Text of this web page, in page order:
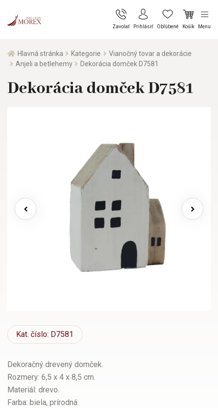
Zavolať Prihlásiť Obľúbené Košík Menu
Hlavná stránka Kategorie
Vianočný tovar a dekorácie
Anjeli a betlehemy
Dekorácia domček D7581
Dekorácia domček D7581
Kat. číslo: D7581
Dekoračný drevený domček.
Rozmery: 6,5 x 4 x 8,5 cm.
Materiál: drevo.
Farba: biela, prírodná.